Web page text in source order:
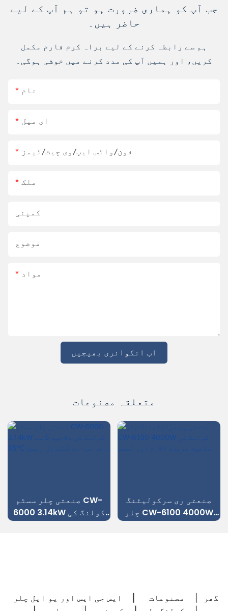
جب آپ کو ہماری ضرورت ہو تو ہم آپ کے لیے
حاضر ہیں۔
ہم سے رابطہ کرنے کے لیے براہ کرم فارم مکمل
کریں، اور ہمیں آپ کی مدد کرنے میں خوشی ہوگی۔
نام
ای میل
فون/واٹس ایپ/وی چیٹ/ٹیمز
ملک
کمپنی
موضوع
مواد
اب انکوائری بھیجیں
متعلقہ مصنوعات
صنعتی چلر سسٹم CW-
6000 3.14kW کولنگ کی
صلاحیت 5 سے 35°C درجہ
صنعتی ری سرکولیٹنگ
چلر CW-6100 4000W
کولنگ کی صلاحیت مربوط
گھر مصنوعات ایس جی ایس اور یو ایل چلر